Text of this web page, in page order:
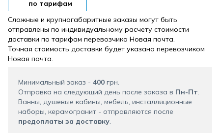
по тарифам
Сложные и крупногабаритные заказы могут быть
отправлены по индивидуальному расчету стоимости
доставки по тарифам перевозчика Новая почта.
Точная стоимость доставки будет указана перевозчиком
Новая почта.
Минимальный заказ - 400 грн.
Отправка на следующий день после заказа в Пн-Пт.
Ванны, душевые кабины, мебель, инсталляционные
наборы, керамогранит - отправляются после
предоплаты за доставку.